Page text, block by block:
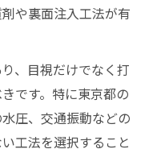
や裏面注入工法が有
、目視だけでなく打
です。特に東京都の
圧、交通振動などの
工法を選択すること